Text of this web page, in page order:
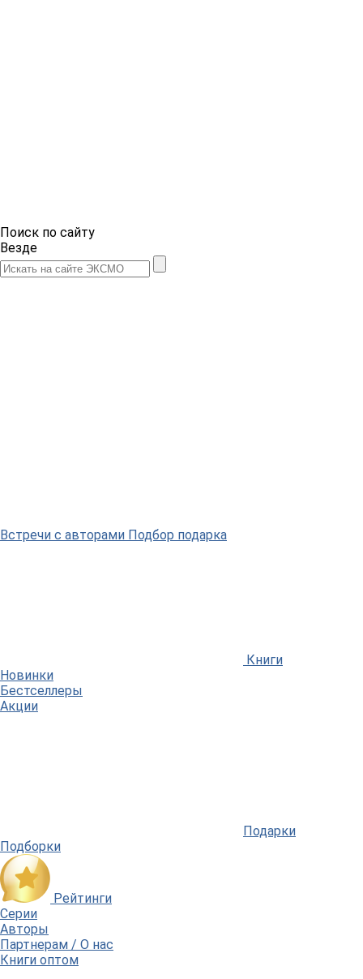
Поиск по сайту
Везде
Встречи с авторами Подбор подарка
Книги
Новинки
Бестселлеры
Акции
Подарки
Подборки
Рейтинги
Серии
Авторы
Партнерам / О нас
Книги оптом